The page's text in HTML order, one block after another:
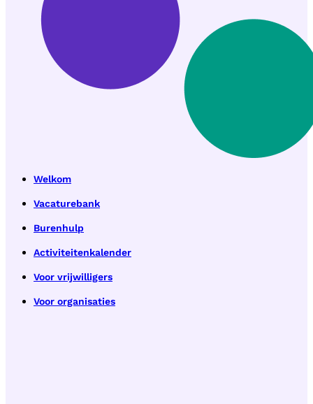
Welkom
Vacaturebank
Burenhulp
Activiteitenkalender
Voor vrijwilligers
Voor organisaties